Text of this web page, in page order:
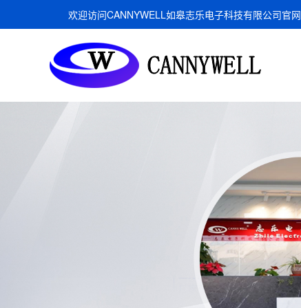
欢迎访问CANNYWELL如皋志乐电子科技有限公司官网